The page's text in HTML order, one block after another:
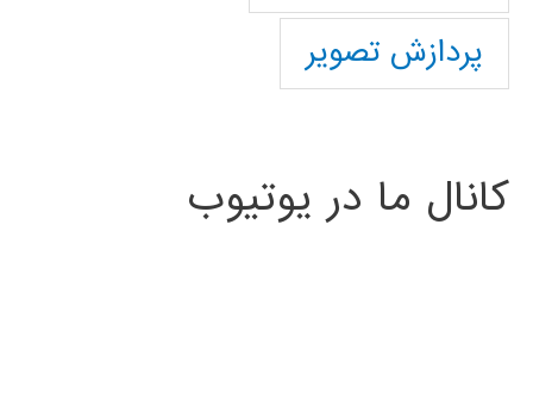
پردازش تصویر
کانال ما در یوتیوب